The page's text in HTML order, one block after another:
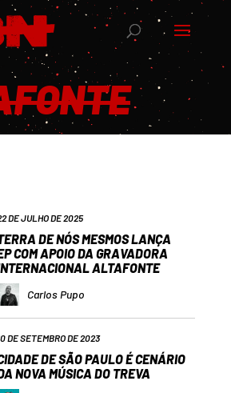
DE JULHO DE 2025
DE NÓS MESMOS LANÇA
COM APOIO DA GRAVADORA
ALTAFONTE
Carlos Pupo
DE SETEMBRO DE 2023
DE SÃO PAULO É CENÁRIO
NOVA MÚSICA DO TREVA